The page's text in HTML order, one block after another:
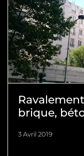
brique,
3 Avril 2019